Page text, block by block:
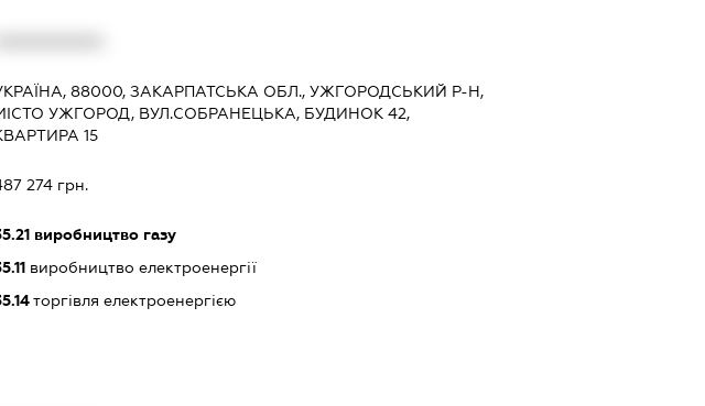
88000, ЗАКАРПАТСЬКА ОБЛ., УЖГОРОДСЬКИЙ Р-Н,
УЖГОРОД, ВУЛ.СОБРАНЕЦЬКА, БУДИНОК 42,
15
274 грн.
виробництво газу
виробництво електроенергії
торгівля електроенергією